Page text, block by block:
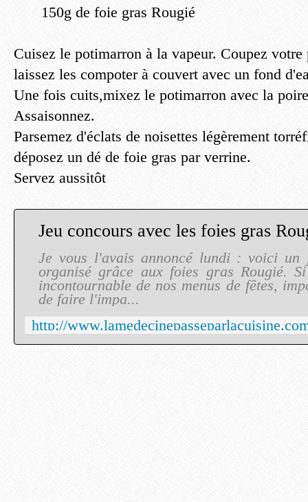
150g de foie gras Rougié
Cuisez le potimarron à la vapeur. Coupez votre
laissez les compoter à couvert avec un fond
Une fois cuits,mixez le potimarron avec la
Assaisonnez.
Parsemez d'éclats de noisettes légèrement
déposez un dé de foie gras par verrine.
Servez aussitôt
Je vous l'avais annoncé lundi : voici un
organisé grâce aux foies gras Rougié.
incontournable de nos menus de fêtes,
de faire l'impa...